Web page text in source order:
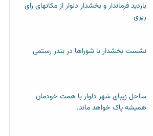
بازدید فرماندار و بخشدار دلوار از مکانهای رای
ریزی
نشست بخشدار با شوراها در بندر رستمی
ساحل زیبای شهر دلوار با همت خودمان
همیشه پاک خواهد ماند.